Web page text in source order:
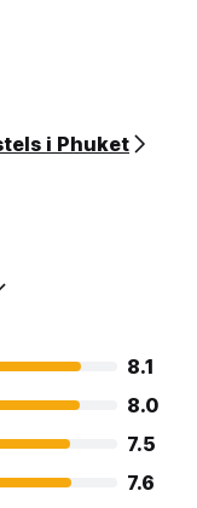
i Phuket
8.1
8.0
7.5
7.6